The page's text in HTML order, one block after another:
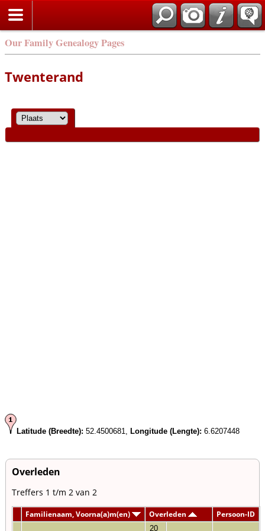
Our Family Genealogy Pages
Twenterand
Latitude (Breedte): 52.4500681, Longitude (Lengte): 6.6207448
Overleden
Treffers 1 t/m 2 van 2
Familienaam, Voorna(a)m(en) Overleden Persoon-ID
20